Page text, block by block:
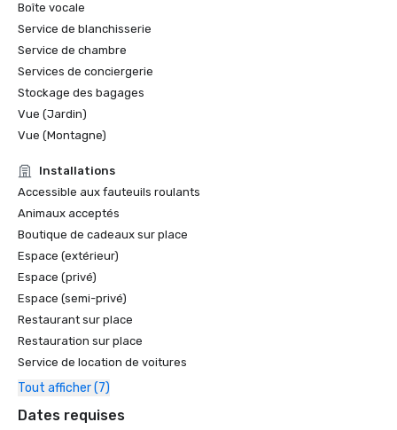
Les 100 meilleurs spas de villégiature en Amérique du Nord
- Conde Nast Traveler
Prix Green Star - Golf Digest
loisirs | Golf
Les 75 meilleurs complexes de golf en Amérique du Nord -
Golf Digest
Les 100 meilleurs parcours de golf accessibles au public
d'Amérique - Golf Digest
Les meilleurs parcours publics d'Amérique pour l'Oregon -
Golfweek
Les 100 meilleurs parcours modernes d'Amérique (après
1960) - Golfweek
quatre en famille - Golf Odyssey
Les 100 meilleurs parcours de villégiature d'Amérique -
Golfweek
Les 50 meilleurs parcours pour femmes - Golf pour
femmes
Amérique - Golf Magazine
Boîte vocale
Service de blanchisserie
Service de chambre
Services de conciergerie
Stockage des bagages
Vue (Jardin)
Vue (Montagne)
Installations
Accessible aux fauteuils roulants
Animaux acceptés
Boutique de cadeaux sur place
Espace (extérieur)
Espace (privé)
Espace (semi-privé)
Restaurant sur place
Restauration sur place
Service de location de voitures
Tout afficher (7)
Dates requises